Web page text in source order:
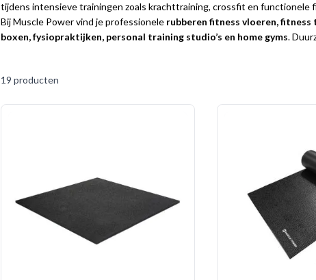
tijdens intensieve trainingen zoals krachttraining, crossfit en functionele
Bij Muscle Power vind je professionele rubberen fitness vloeren,
boxen, fysiopraktijken, personal training studio’s en home gyms.
19 producten